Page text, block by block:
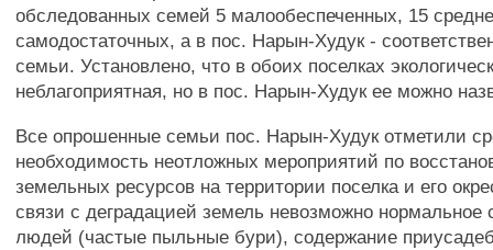
обследованных семей 5 малообеспеченных, 15
самодостаточных, а в пос. Нарын-Худук -
семьи. Установлено, что в обоих поселках
неблагоприятная, но в пос. Нарын-Худук ее можно
Все опрошенные семьи пос. Нарын-Худук отметили
необходимость неотложных мероприятий по
земельных ресурсов на территории поселка и его
связи с деградацией земель невозможно нормальное
людей (частые пыльные бури), содержание